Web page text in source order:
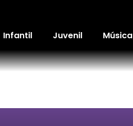
Infantil Juvenil Música